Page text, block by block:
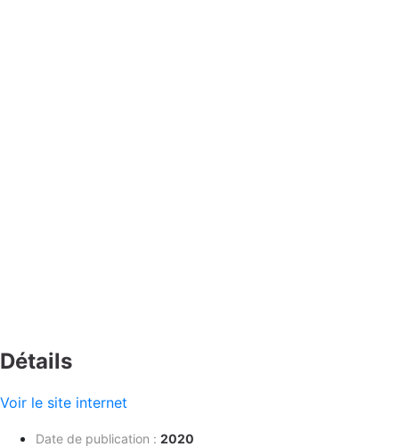
Détails
Voir le site internet
Date de publication : 2020